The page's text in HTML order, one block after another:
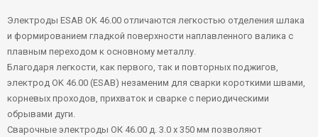
Электроды ESAB OK 46.00 отличаются легкостью отделения шлака
и формированием гладкой поверхности наплавленного валика с
плавным переходом к основному металлу.
Благодаря легкости, как первого, так и повторных поджигов,
электрод OK 46.00 (ESAB) незаменим для сварки короткими швами,
корневых проходов, прихваток и сварке с периодическими
обрывами дуги.
Сварочные электроды ОК 46.00 д. 3.0 х 350 мм позволяют